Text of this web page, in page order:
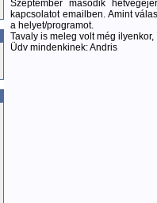
Szeptember második
kapcsolatot emailben. Amint
a helyet/programot.
Tavaly is meleg volt még
Üdv mindenkinek: Andris